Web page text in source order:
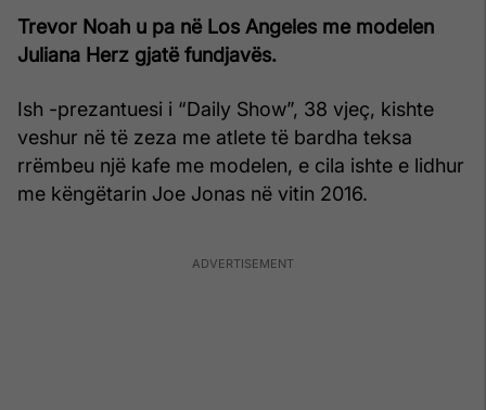
Trevor Noah u pa në Los Angeles me modelen
Juliana Herz gjatë fundjavës.
Ish -prezantuesi i “Daily Show”, 38 vjeç, kishte
veshur në të zeza me atlete të bardha teksa
rrëmbeu një kafe me modelen, e cila ishte e lidhur
me këngëtarin Joe Jonas në vitin 2016.